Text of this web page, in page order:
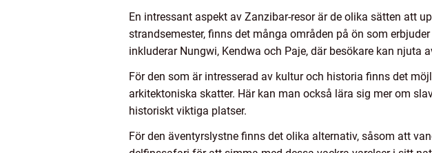
En intressant aspekt av Zanzibar-resor är de olika sätten att
strandsemester, finns det många områden på ön som
inkluderar Nungwi, Kendwa och Paje, där besökare kan njuta
För den som är intresserad av kultur och historia finns det
arkitektoniska skatter. Här kan man också lära sig mer om
historiskt viktiga platser.
För den äventyrslystne finns det olika alternativ, såsom att